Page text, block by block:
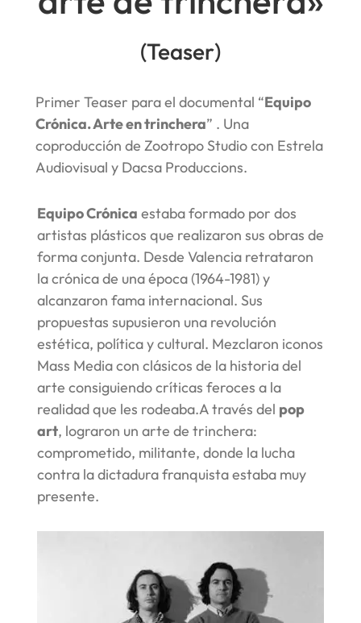
(Teaser)
Primer Teaser para el documental “Equipo
Crónica. Arte en trinchera” . Una
coproducción de Zootropo Studio con Estrela
Audiovisual y Dacsa Produccions.
Equipo Crónica estaba formado por dos
artistas plásticos que realizaron sus obras de
forma conjunta. Desde Valencia retrataron
la crónica de una época (1964-1981) y
alcanzaron fama internacional. Sus
propuestas supusieron una revolución
estética, política y cultural. Mezclaron iconos
Mass Media con clásicos de la historia del
arte consiguiendo críticas feroces a la
realidad que les rodeaba.A través del pop
art, lograron un arte de trinchera:
comprometido, militante, donde la lucha
contra la dictadura franquista estaba muy
presente.